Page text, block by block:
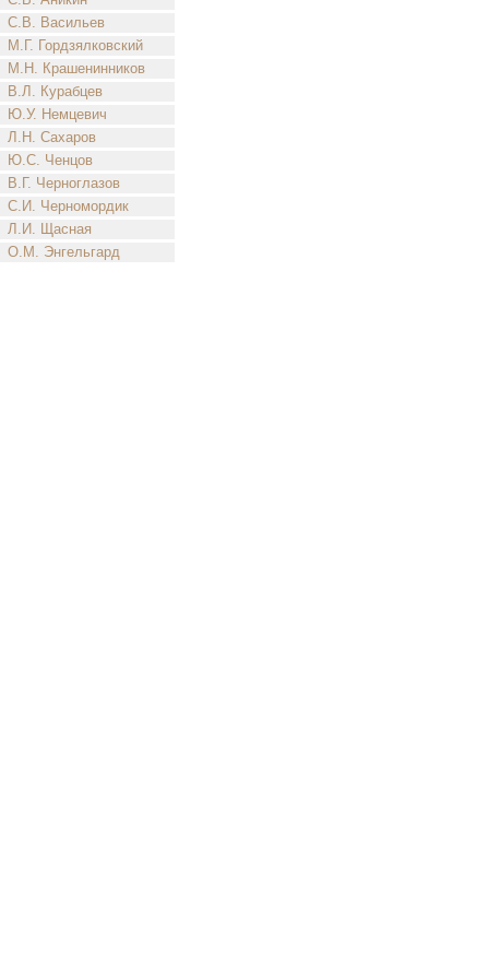
С.В. Васильев
М.Г. Гордзялковский
М.Н. Крашенинников
В.Л. Курабцев
Ю.У. Немцевич
Л.Н. Сахаров
Ю.С. Ченцов
В.Г. Черноглазов
С.И. Черномордик
Л.И. Щасная
О.М. Энгельгард